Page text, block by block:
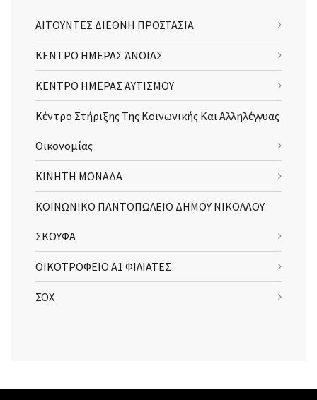
ΑΙΤΟΥΝΤΕΣ ΔΙΕΘΝΗ ΠΡΟΣΤΑΣΙΑ
ΚΕΝΤΡΟ ΗΜΕΡΑΣ ΆΝΟΙΑΣ
ΚΕΝΤΡΟ ΗΜΕΡΑΣ ΑΥΤΙΣΜΟΥ
Κέντρο Στήριξης Της Κοινωνικής Και Αλληλέγγυας
Οικονομίας
ΚΙΝΗΤΗ ΜΟΝΑΔΑ
ΚΟΙΝΩΝΙΚΟ ΠΑΝΤΟΠΩΛΕΙΟ ΔΗΜΟΥ ΝΙΚΟΛΑΟΥ
ΣΚΟΥΦΑ
ΟΙΚΟΤΡΟΦΕΙΟ Α1 ΦΙΛΙΑΤΕΣ
ΣΟΧ